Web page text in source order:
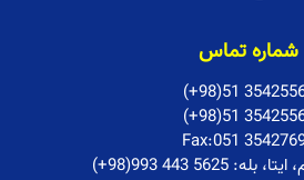
شماره تماس
(+98)51
(+98)51
Fax:051
(+98)993 443 5625 ایتا، بله